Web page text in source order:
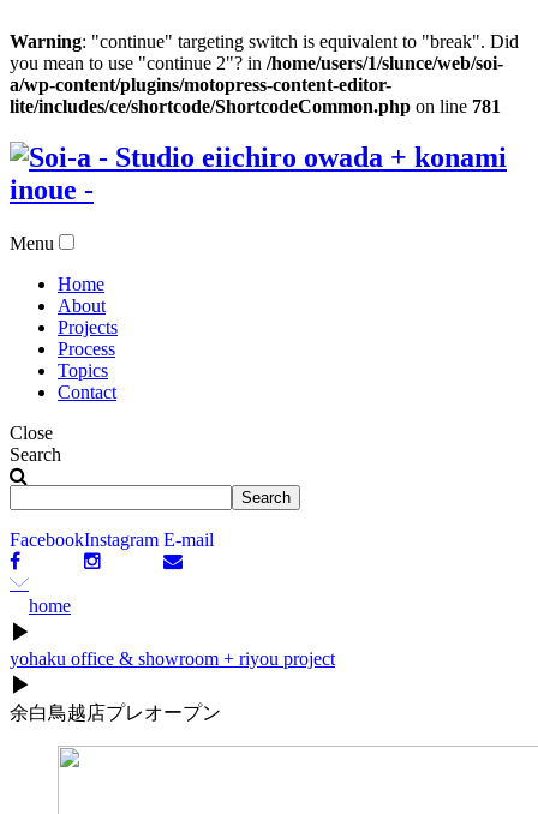
Warning: "continue" targeting switch is equivalent to "break". Did
you mean to use "continue 2"? in /home/users/1/slunce/web/soi-
a/wp-content/plugins/motopress-content-editor-
lite/includes/ce/shortcode/ShortcodeCommon.php on line 781
Menu
Home
About
Projects
Process
Topics
Contact
Close
Search
FacebookInstagram E-mail
home
▶
yohaku office & showroom + riyou project
▶
余白鳥越店プレオープン